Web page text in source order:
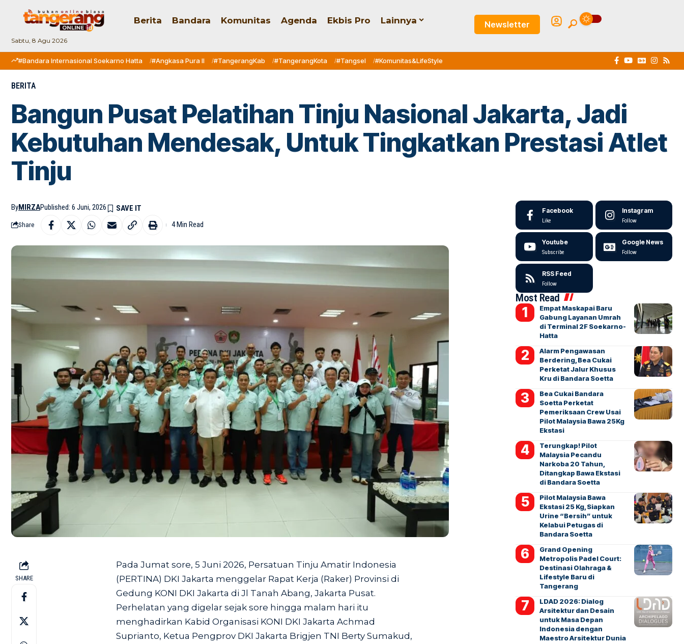
Sabtu, 8 Agu 2026
Berita Bandara Komunitas Agenda Ekbis Pro Lainnya Newsletter
#Bandara Internasional Soekarno Hatta #Angkasa Pura II #TangerangKab #TangerangKota #Tangsel #Komunitas&LifeStyle
BERITA
Bangun Pusat Pelatihan Tinju Nasional Jakarta, Jadi
Kebutuhan Mendesak, Untuk Tingkatkan Prestasi Atlet
Tinju
ByMIRZAPublished: 6 Juni, 2026
Share 4 Min Read
SHARE
Pada Jumat sore, 5 Juni 2026, Persatuan Tinju Amatir Indonesia
(PERTINA) DKI Jakarta menggelar Rapat Kerja (Raker) Provinsi di
Gedung KONI DKI Jakarta di Jl Tanah Abang, Jakarta Pusat.
Perhelatan yang digelar sejak sore hingga malam hari itu
menghadirkan Kabid Organisasi KONI DKI Jakarta Achmad
Suprianto, Ketua Pengprov DKI Jakarta Brigjen TNI Berty Sumakud,
Facebook
Like
Instagram
Follow
Youtube
Subscribe
Google News
Follow
RSS Feed
Follow
Most Read
Empat Maskapai Baru
Gabung Layanan Umrah
di Terminal 2F Soekarno-
Hatta
Alarm Pengawasan
Berdering, Bea Cukai
Perketat Jalur Khusus
Kru di Bandara Soetta
Bea Cukai Bandara
Soetta Perketat
Pemeriksaan Crew Usai
Pilot Malaysia Bawa 25Kg
Ekstasi
Terungkap! Pilot
Malaysia Pecandu
Narkoba 20 Tahun,
Ditangkap Bawa Ekstasi
di Bandara Soetta
Pilot Malaysia Bawa
Ekstasi 25 Kg, Siapkan
Urine “Bersih” untuk
Kelabui Petugas di
Bandara Soetta
Grand Opening
Metropolis Padel Court:
Destinasi Olahraga &
Lifestyle Baru di
Tangerang
LDAD 2026: Dialog
Arsitektur dan Desain
untuk Masa Depan
Indonesia dengan
Maestro Arsitektur Dunia